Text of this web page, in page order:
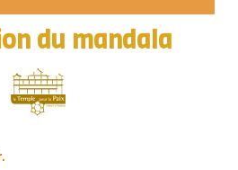
du mandala